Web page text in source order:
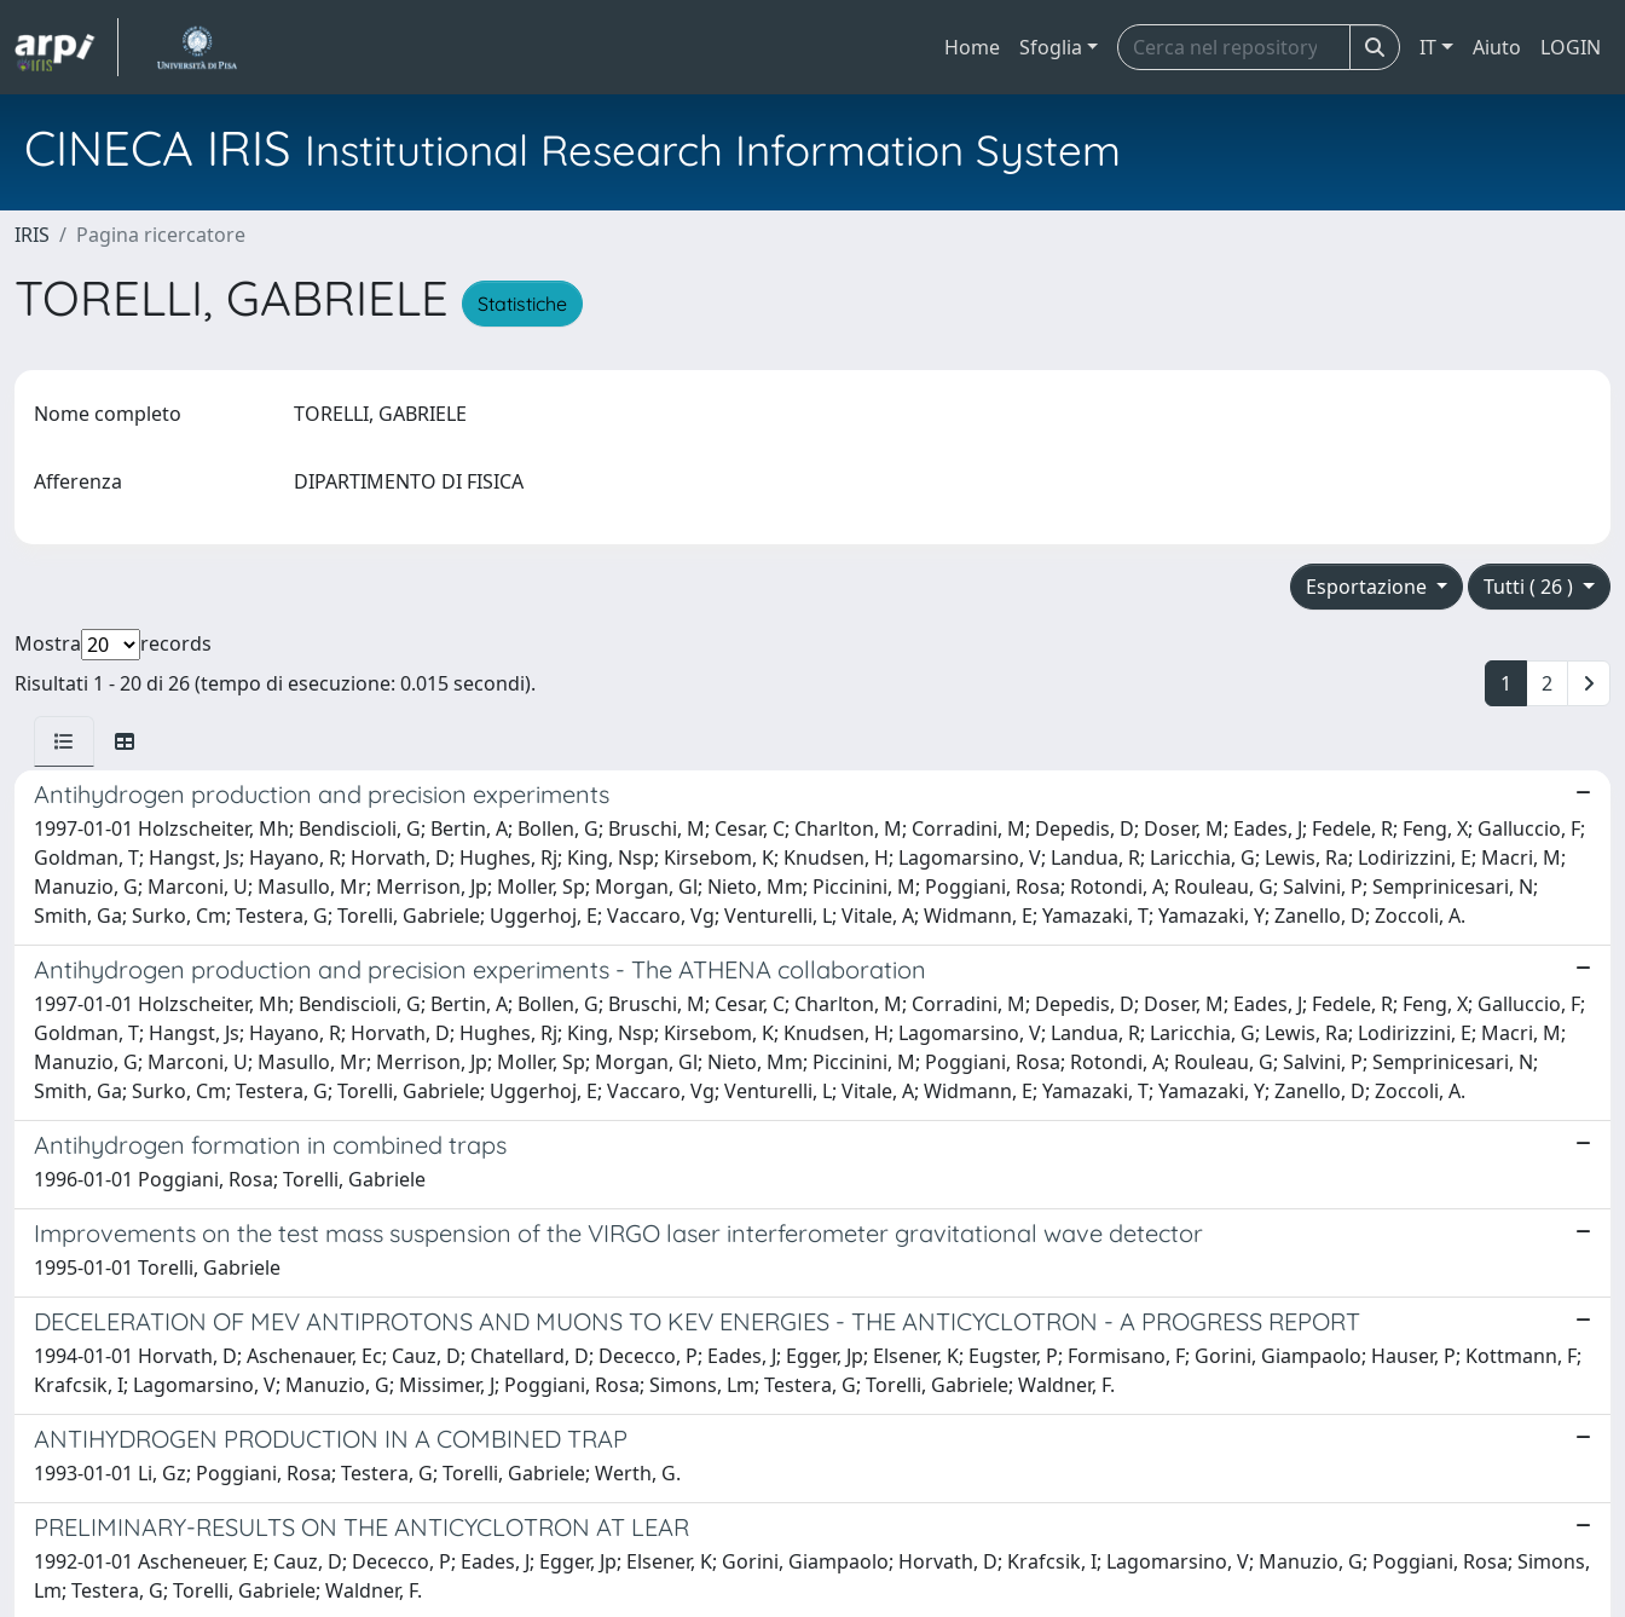
Home Sfoglia IT Aiuto LOGIN
CINECA IRIS Institutional Research Information System
IRIS Pagina ricercatore
TORELLI, GABRIELE Statistiche
Nome completo TORELLI, GABRIELE
Afferenza DIPARTIMENTO DI FISICA
Tutti ( 26 )
Esportazione
Mostra
records
Risultati 1 - 20 di 26 (tempo di esecuzione: 0.015 secondi).
1 2
Antihydrogen production and precision experiments
1997-01-01 Holzscheiter, Mh; Bendiscioli, G; Bertin, A; Bollen, G; Bruschi, M; Cesar, C; Charlton, M; Corradini, M; Depedis, D; Doser, M; Eades, J; Fedele, R; Feng, X; Galluccio, F;
Goldman, T; Hangst, Js; Hayano, R; Horvath, D; Hughes, Rj; King, Nsp; Kirsebom, K; Knudsen, H; Lagomarsino, V; Landua, R; Laricchia, G; Lewis, Ra; Lodirizzini, E; Macri, M;
Manuzio, G; Marconi, U; Masullo, Mr; Merrison, Jp; Moller, Sp; Morgan, Gl; Nieto, Mm; Piccinini, M; Poggiani, Rosa; Rotondi, A; Rouleau, G; Salvini, P; Semprinicesari, N;
Smith, Ga; Surko, Cm; Testera, G; Torelli, Gabriele; Uggerhoj, E; Vaccaro, Vg; Venturelli, L; Vitale, A; Widmann, E; Yamazaki, T; Yamazaki, Y; Zanello, D; Zoccoli, A.
Antihydrogen production and precision experiments - The ATHENA collaboration
1997-01-01 Holzscheiter, Mh; Bendiscioli, G; Bertin, A; Bollen, G; Bruschi, M; Cesar, C; Charlton, M; Corradini, M; Depedis, D; Doser, M; Eades, J; Fedele, R; Feng, X; Galluccio, F;
Goldman, T; Hangst, Js; Hayano, R; Horvath, D; Hughes, Rj; King, Nsp; Kirsebom, K; Knudsen, H; Lagomarsino, V; Landua, R; Laricchia, G; Lewis, Ra; Lodirizzini, E; Macri, M;
Manuzio, G; Marconi, U; Masullo, Mr; Merrison, Jp; Moller, Sp; Morgan, Gl; Nieto, Mm; Piccinini, M; Poggiani, Rosa; Rotondi, A; Rouleau, G; Salvini, P; Semprinicesari, N;
Smith, Ga; Surko, Cm; Testera, G; Torelli, Gabriele; Uggerhoj, E; Vaccaro, Vg; Venturelli, L; Vitale, A; Widmann, E; Yamazaki, T; Yamazaki, Y; Zanello, D; Zoccoli, A.
Antihydrogen formation in combined traps
1996-01-01 Poggiani, Rosa; Torelli, Gabriele
Improvements on the test mass suspension of the VIRGO laser interferometer gravitational wave detector
1995-01-01 Torelli, Gabriele
DECELERATION OF MEV ANTIPROTONS AND MUONS TO KEV ENERGIES - THE ANTICYCLOTRON - A PROGRESS REPORT
1994-01-01 Horvath, D; Aschenauer, Ec; Cauz, D; Chatellard, D; Dececco, P; Eades, J; Egger, Jp; Elsener, K; Eugster, P; Formisano, F; Gorini, Giampaolo; Hauser, P; Kottmann, F;
Krafcsik, I; Lagomarsino, V; Manuzio, G; Missimer, J; Poggiani, Rosa; Simons, Lm; Testera, G; Torelli, Gabriele; Waldner, F.
ANTIHYDROGEN PRODUCTION IN A COMBINED TRAP
1993-01-01 Li, Gz; Poggiani, Rosa; Testera, G; Torelli, Gabriele; Werth, G.
PRELIMINARY-RESULTS ON THE ANTICYCLOTRON AT LEAR
1992-01-01 Ascheneuer, E; Cauz, D; Dececco, P; Eades, J; Egger, Jp; Elsener, K; Gorini, Giampaolo; Horvath, D; Krafcsik, I; Lagomarsino, V; Manuzio, G; Poggiani, Rosa; Simons,
Lm; Testera, G; Torelli, Gabriele; Waldner, F.